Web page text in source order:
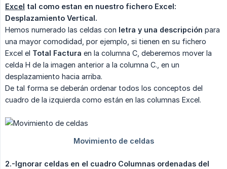
Excel tal como estan en nuestro fichero Excel:
Desplazamiento Vertical.
Hemos numerado las celdas con letra y una descripción para
una mayor comodidad, por ejemplo, si tienen en su fichero
Excel el Total Factura en la columna C, deberemos mover la
celda H de la imagen anterior a la columna C., en un
desplazamiento hacia arriba.
De tal forma se deberán ordenar todos los conceptos del
cuadro de la izquierda como están en las columnas Excel.
2.-Ignorar celdas en el cuadro Columnas ordenadas del